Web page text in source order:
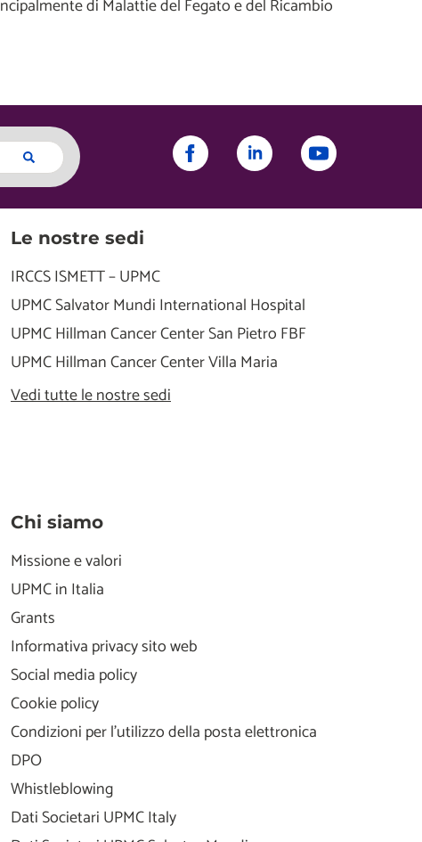
di Malattie del Fegato e del Ricambio
Le nostre sedi
IRCCS ISMETT – UPMC
UPMC Salvator Mundi International Hospital
UPMC Hillman Cancer Center San Pietro FBF
UPMC Hillman Cancer Center Villa Maria
Vedi tutte le nostre sedi
Chi siamo
Missione e valori
UPMC in Italia
Grants
Informativa privacy sito web
Social media policy
Cookie policy
Condizioni per l'utilizzo della posta elettronica
DPO
Whistleblowing
Dati Societari UPMC Italy